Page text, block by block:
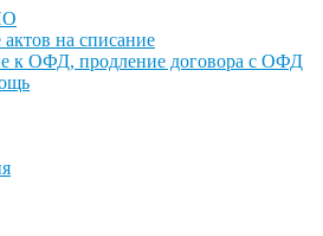
на списание
к ОФД, продление договора с ОФД